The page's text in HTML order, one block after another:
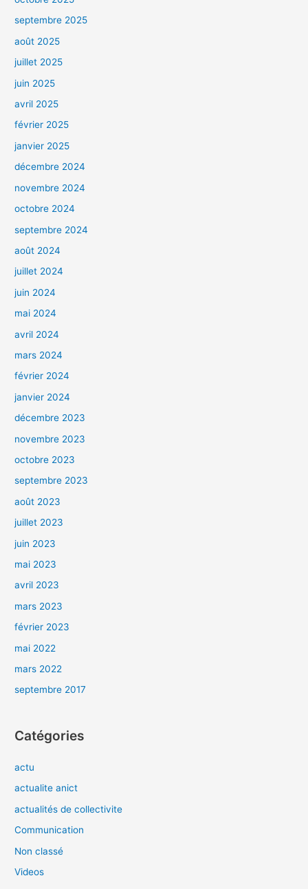
septembre 2025
août 2025
juillet 2025
juin 2025
avril 2025
février 2025
janvier 2025
décembre 2024
novembre 2024
octobre 2024
septembre 2024
août 2024
juillet 2024
juin 2024
mai 2024
avril 2024
mars 2024
février 2024
janvier 2024
décembre 2023
novembre 2023
octobre 2023
septembre 2023
août 2023
juillet 2023
juin 2023
mai 2023
avril 2023
mars 2023
février 2023
mai 2022
mars 2022
septembre 2017
Catégories
actu
actualite anict
actualités de collectivite
Communication
Non classé
Videos